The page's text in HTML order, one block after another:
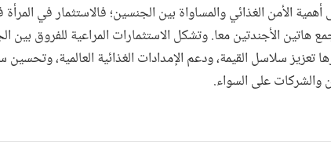
الأمن الغذائي والمساواة بين الجنسين؛ فالاستثمار في
هاتين الأجندتين معا. وتشكل الاستثمارات المراعية للفروق
تعزيز سلاسل القيمة، ودعم الإمدادات الغذائية العالمية،
والشركات على السواء.